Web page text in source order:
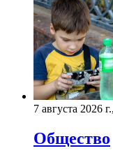
7 августа 2026
Общество